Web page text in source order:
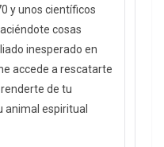
y unos científicos
cosas
inesperado en
accede a rescatarte
de tu
animal espiritual